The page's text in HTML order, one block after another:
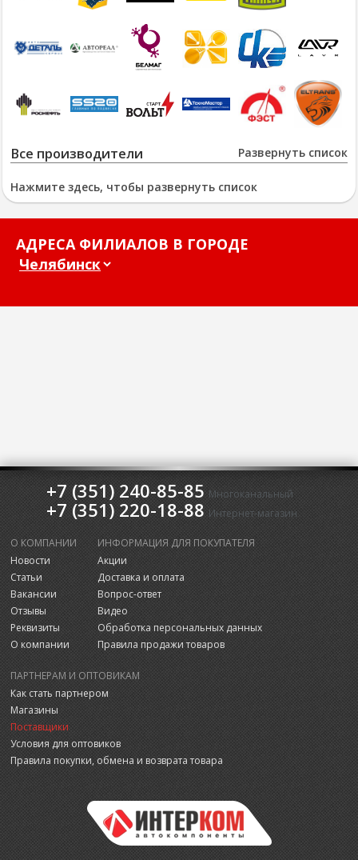
Развернуть список
Все производители
Нажмите здесь, чтобы развернуть список
АДРЕСА ФИЛИАЛОВ В ГОРОДЕ
+7 (351) 240-85-85 Многоканальный
+7 (351) 220-18-88 Интернет-магазин
О КОМПАНИИ
Новости
Статьи
Вакансии
Отзывы
Реквизиты
О компании
ИНФОРМАЦИЯ ДЛЯ ПОКУПАТЕЛЯ
Акции
Доставка и оплата
Вопрос-ответ
Видео
Обработка персональных данных
Правила продажи товаров
ПАРТНЕРАМ И ОПТОВИКАМ
Как стать партнером
Магазины
Поставщики
Условия для оптовиков
Правила покупки, обмена и возврата товара